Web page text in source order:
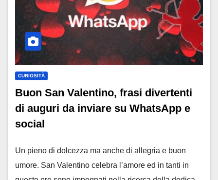
CURIOSITÀ
Buon San Valentino, frasi divertenti
di auguri da inviare su WhatsApp e
social
Un pieno di dolcezza ma anche di allegria e buon
umore. San Valentino celebra l’amore ed in tanti in